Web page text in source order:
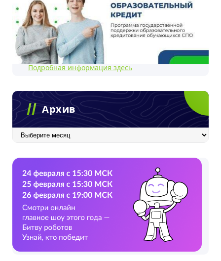
Подробная информация здесь
Архив
Архив